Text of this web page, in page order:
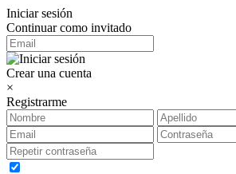
Iniciar sesión
Continuar como invitado
Crear una cuenta
×
Registrarme